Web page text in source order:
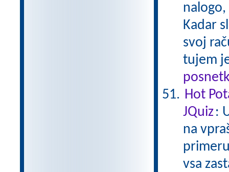
Kadar
svoj
tujem
Hot
JQuiz:
na
vsa